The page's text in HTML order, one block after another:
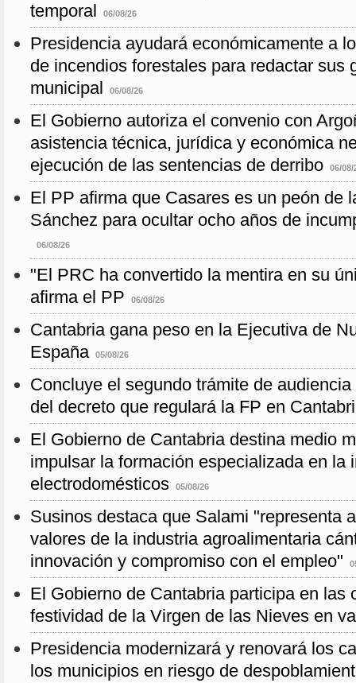
temporal
06/08/26
Presidencia ayudará económicamente a
de incendios forestales para redactar sus
municipal
06/08/26
El Gobierno autoriza el convenio con
asistencia técnica, jurídica y económica
ejecución de las sentencias de derribo
06/08/
El PP afirma que Casares es un peón de
Sánchez para ocultar ocho años de
06/08/26
"El PRC ha convertido la mentira en su
afirma el PP
06/08/26
Cantabria gana peso en la Ejecutiva de
España
05/08/26
Concluye el segundo trámite de
del decreto que regulará la FP en
El Gobierno de Cantabria destina medio
impulsar la formación especializada en la
electrodomésticos
05/08/26
Susinos destaca que Salami "representa
valores de la industria agroalimentaria
innovación y compromiso con el empleo"
El Gobierno de Cantabria participa en las
festividad de la Virgen de las Nieves en
Presidencia modernizará y renovará los
los municipios en riesgo de